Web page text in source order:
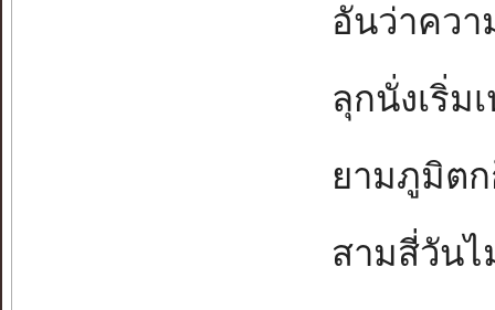
อันว่าควา
ลุกนั่งเริ่ม
ยามภูมิตก
สามสี่วัน